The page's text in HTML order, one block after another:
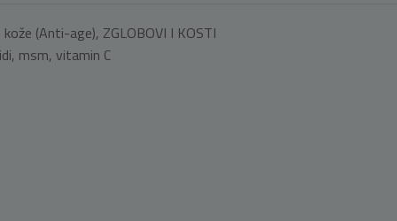
(Anti-age), ZGLOBOVI I KOSTI
, msm, vitamin C